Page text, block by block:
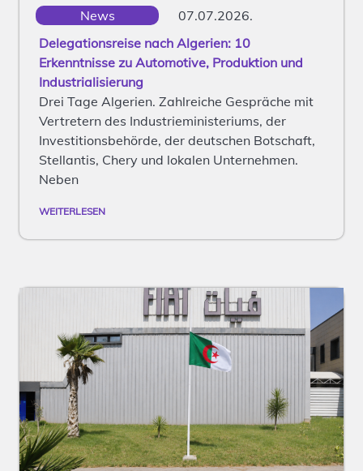
News
07.07.2026.
Delegationsreise nach Algerien: 10
Erkenntnisse zu Automotive, Produktion und
Industrialisierung
Drei Tage Algerien. Zahlreiche Gespräche mit
Vertretern des Industrieministeriums, der
Investitionsbehörde, der deutschen Botschaft,
Stellantis, Chery und lokalen Unternehmen.
Neben
WEITERLESEN